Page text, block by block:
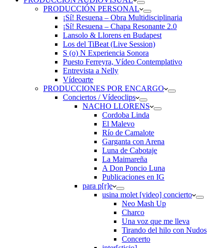
PRODUCCIÓN PERSONAL
¡Sí! Resuena – Obra Multidisciplinaria
¡Sí! Resuena – Chapa Resonante 2.0
Lansolo & Llorens en Budapest
Los del TiBeat (Live Session)
S (o) N Experiencia Sonora
Puesto Ferreyra, Vídeo Contemplativo
Entrevista a Nelly
Vídeoarte
PRODUCCIONES POR ENCARGO
Conciertos / Vídeoclips
NACHO LLORENS
Cordoba Linda
El Malevo
Río de Camalote
Garganta con Arena
Luna de Cabotaje
La Maimareña
A Don Poncio Luna
Publicaciones en IG
para p[r]e
usina molet [video] concierto
Neo Mash Up
Charco
Una voz que me lleva
Tirando del hilo con Nudos
Concerto